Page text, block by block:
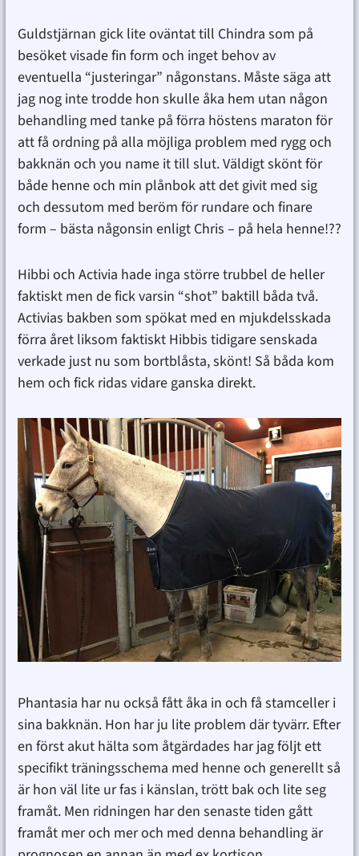
Guldstjärnan gick lite oväntat till Chindra som på
besöket visade fin form och inget behov av
eventuella “justeringar” någonstans. Måste säga att
jag nog inte trodde hon skulle åka hem utan någon
behandling med tanke på förra höstens maraton för
att få ordning på alla möjliga problem med rygg och
bakknän och you name it till slut. Väldigt skönt för
både henne och min plånbok att det givit med sig
och dessutom med beröm för rundare och finare
form – bästa någonsin enligt Chris – på hela henne!??
Hibbi och Activia hade inga större trubbel de heller
faktiskt men de fick varsin “shot” baktill båda två.
Activias bakben som spökat med en mjukdelsskada
förra året liksom faktiskt Hibbis tidigare senskada
verkade just nu som bortblåsta, skönt! Så båda kom
hem och fick ridas vidare ganska direkt.
Phantasia har nu också fått åka in och få stamceller i
sina bakknän. Hon har ju lite problem där tyvärr. Efter
en först akut hälta som åtgärdades har jag följt ett
specifikt träningsschema med henne och generellt så
är hon väl lite ur fas i känslan, trött bak och lite seg
framåt. Men ridningen har den senaste tiden gått
framåt mer och mer och med denna behandling är